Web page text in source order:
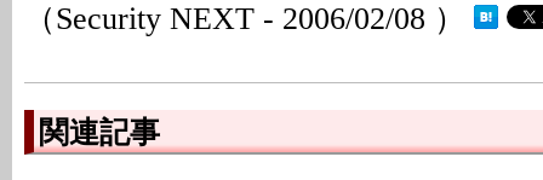
（Security NEXT - 2006/02/08 ）
関連記事